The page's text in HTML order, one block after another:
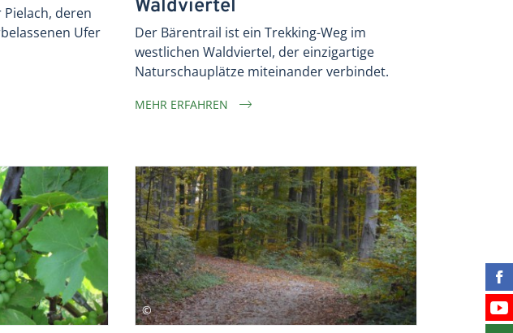
deren
Ufer
Waldviertel
Der Bärentrail ist ein Trekking-Weg im
westlichen Waldviertel, der einzigartige
Naturschauplätze miteinander verbindet.
MEHR ERFAHREN